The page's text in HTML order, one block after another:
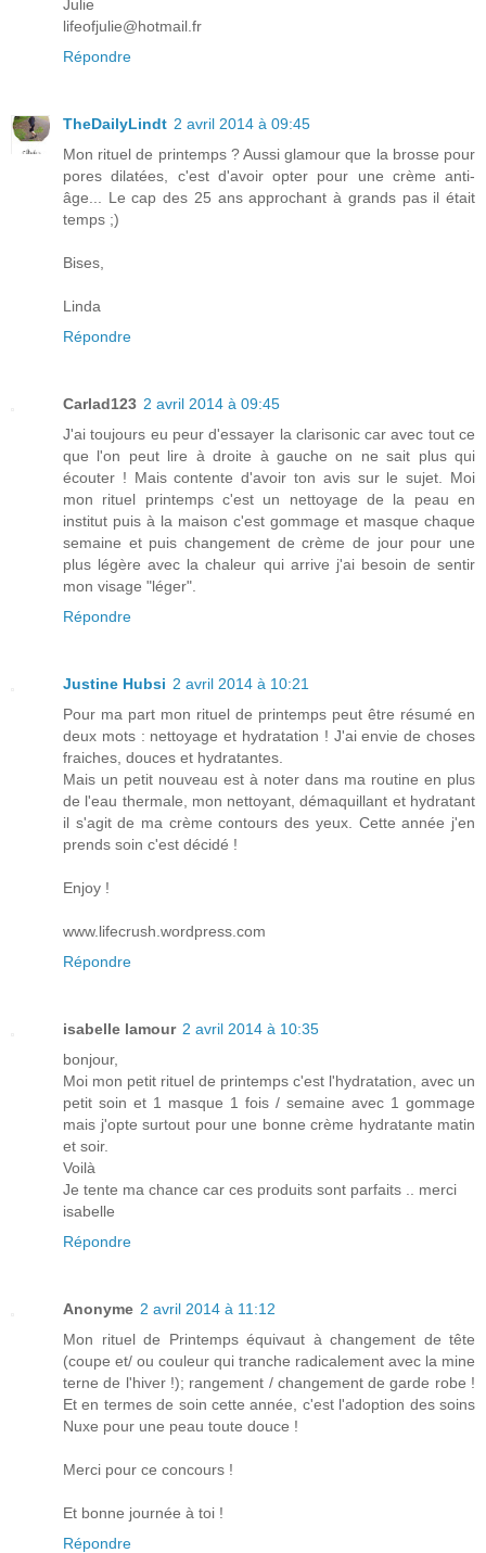
Julie
lifeofjulie@hotmail.fr
Répondre
TheDailyLindt 2 avril 2014 à 09:45
Mon rituel de printemps ? Aussi glamour que la brosse pour
pores dilatées, c'est d'avoir opter pour une crème anti-
âge... Le cap des 25 ans approchant à grands pas il était
temps ;)
Bises,
Linda
Répondre
Carlad123 2 avril 2014 à 09:45
J'ai toujours eu peur d'essayer la clarisonic car avec tout ce
que l'on peut lire à droite à gauche on ne sait plus qui
écouter ! Mais contente d'avoir ton avis sur le sujet. Moi
mon rituel printemps c'est un nettoyage de la peau en
institut puis à la maison c'est gommage et masque chaque
semaine et puis changement de crème de jour pour une
plus légère avec la chaleur qui arrive j'ai besoin de sentir
mon visage "léger".
Répondre
Justine Hubsi 2 avril 2014 à 10:21
Pour ma part mon rituel de printemps peut être résumé en
deux mots : nettoyage et hydratation ! J'ai envie de choses
fraiches, douces et hydratantes.
Mais un petit nouveau est à noter dans ma routine en plus
de l'eau thermale, mon nettoyant, démaquillant et hydratant
il s'agit de ma crème contours des yeux. Cette année j'en
prends soin c'est décidé !
Enjoy !
www.lifecrush.wordpress.com
Répondre
isabelle lamour 2 avril 2014 à 10:35
bonjour,
Moi mon petit rituel de printemps c'est l'hydratation, avec un
petit soin et 1 masque 1 fois / semaine avec 1 gommage
mais j'opte surtout pour une bonne crème hydratante matin
et soir.
Voilà
Je tente ma chance car ces produits sont parfaits .. merci
isabelle
Répondre
Anonyme 2 avril 2014 à 11:12
Mon rituel de Printemps équivaut à changement de tête
(coupe et/ ou couleur qui tranche radicalement avec la mine
terne de l'hiver !); rangement / changement de garde robe !
Et en termes de soin cette année, c'est l'adoption des soins
Nuxe pour une peau toute douce !
Merci pour ce concours !
Et bonne journée à toi !
Répondre